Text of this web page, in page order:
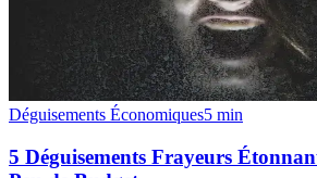
Déguisements Économiques5 min
5 Déguisements Frayeurs